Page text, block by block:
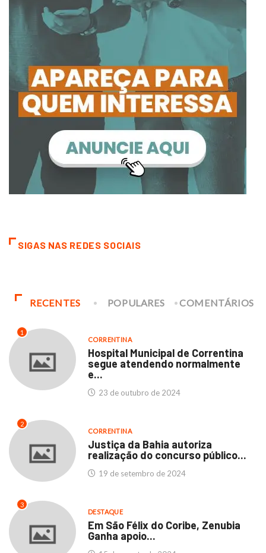
SIGAS NAS REDES SOCIAIS
RECENTES POPULARES COMENTÁRIOS
1
CORRENTINA
Hospital Municipal de Correntina
segue atendendo normalmente
e...
23 de outubro de 2024
2
CORRENTINA
Justiça da Bahia autoriza
realização do concurso público...
19 de setembro de 2024
3
DESTAQUE
Em São Félix do Coribe, Zenubia
Ganha apoio...